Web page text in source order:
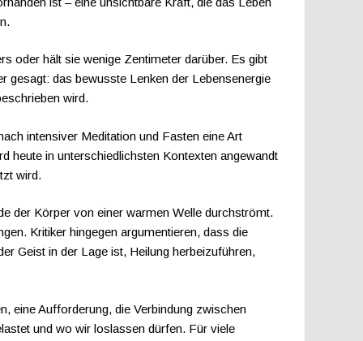
oder hält sie wenige Zentimeter darüber. Es gibt
gesagt: das bewusste Lenken der Lebensenergie
wird.
intensiver Meditation und Fasten eine Art
heute in unterschiedlichsten Kontexten angewandt
wird.
der Körper von einer warmen Welle durchströmt.
Kritiker hingegen argumentieren, dass die
Geist in der Lage ist, Heilung herbeizuführen,
eine Aufforderung, die Verbindung zwischen
und wo wir loslassen dürfen. Für viele